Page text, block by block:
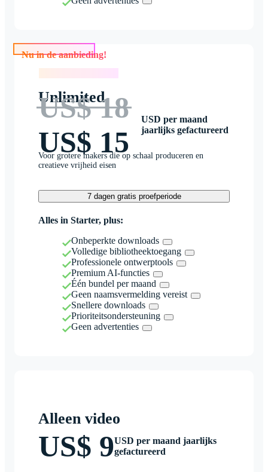
Nu in de aanbieding!
Unlimited
US$ 18
US$ 15
USD per maand
jaarlijks gefactureerd
Voor grotere makers die op schaal produceren en
creatieve vrijheid eisen
7 dagen gratis proefperiode
Alles in Starter, plus:
Onbeperkte downloads
Volledige bibliotheektoegang
Professionele ontwerptools
Premium AI-functies
Één bundel per maand
Geen naamsvermelding vereist
Snellere downloads
Prioriteitsondersteuning
Geen advertenties
Alleen video
US$ 9USD per maand jaarlijks
gefactureerd